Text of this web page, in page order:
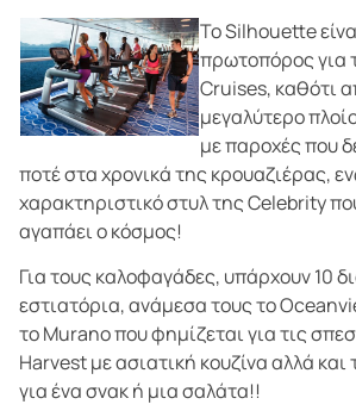
Το Silhouette
πρωτοπόρος για
Cruises, καθότι
μεγαλύτερο
με παροχές που
ποτέ στα χρονικά της κρουαζιέρας,
χαρακτηριστικό στυλ της Celebrity
αγαπάει ο κόσμος!
Για τους καλοφαγάδες, υπάρχουν 10
εστιατόρια, ανάμεσα τους το
το Murano που φημίζεται για τις
Harvest με ασιατική κουζίνα αλλά
για ένα σνακ ή μια σαλάτα!!